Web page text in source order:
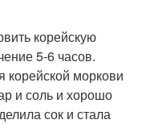
корейскую
5-6 часов.
корейской моркови
и соль и хорошо
сок и стала